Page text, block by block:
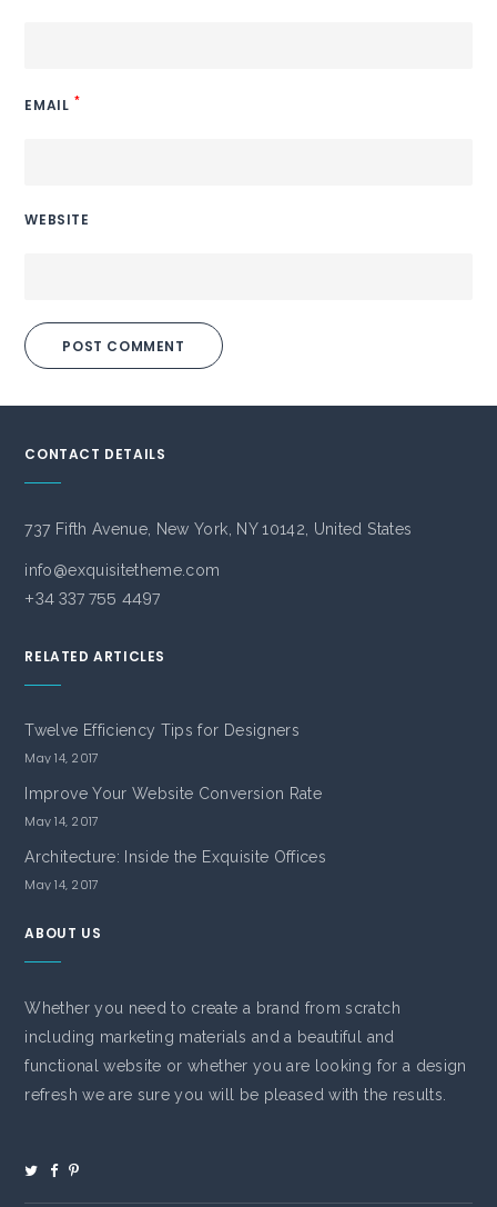
EMAIL *
WEBSITE
CONTACT DETAILS
737 Fifth Avenue, New York, NY10142, United States
info@exquisitetheme.com
+34 337 755 4497
RELATED ARTICLES
Twelve Efficiency Tips for Designers
May 14, 2017
Improve Your Website Conversion Rate
May 14, 2017
Architecture: Inside the Exquisite Offices
May 14, 2017
ABOUT US
Whether you need to create a brand from scratch
including marketing materials and a beautiful and
functional website or whether you are looking for a design
refresh we are sure you will be pleased with the results.